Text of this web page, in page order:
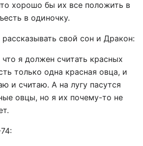
хорошо бы их все положить в
в одиночку.
свой сон и Дракон:
я должен считать красных
только одна красная овца, и
и считаю. А на лугу пасутся
овцы, но я их почему-то не